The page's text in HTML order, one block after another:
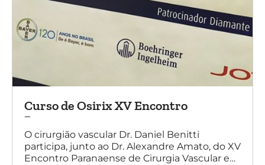
Curso de Osirix XV Encontro
Paranaense
O cirurgião vascular Dr. Daniel Benitti
participa, junto ao Dr. Alexandre Amato, do XV
Encontro Paranaense de Cirurgia Vascular e